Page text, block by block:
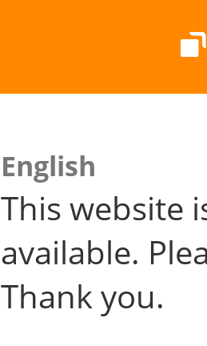
English
This website
available.
Thank you.